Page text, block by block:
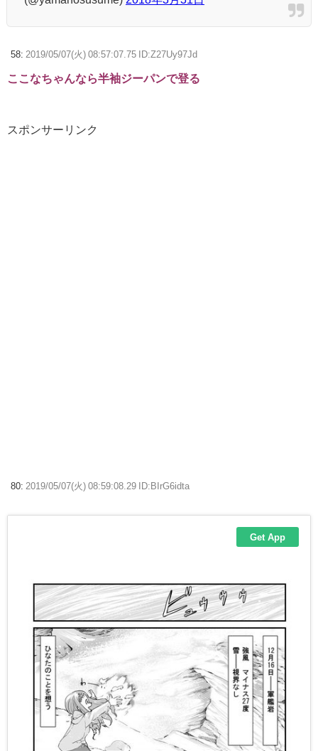
58: 2019/05/07(火) 08:57:07.75 ID:Z27Uy97Jd
ここなちゃんなら半袖ジーパンで登る
スポンサーリンク
80: 2019/05/07(火) 08:59:08.29 ID:BIrG6idta